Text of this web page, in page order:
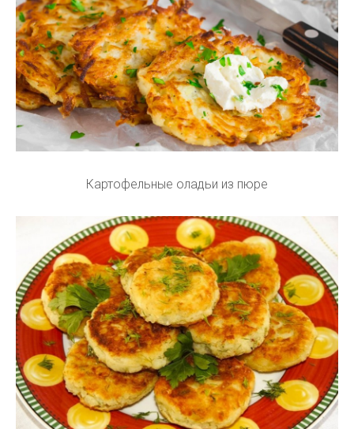
Картофельные оладьи из пюре